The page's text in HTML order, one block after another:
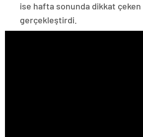
ise hafta sonunda dikkat
gerçekleştirdi.